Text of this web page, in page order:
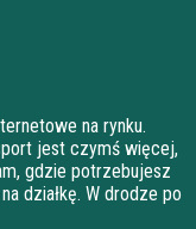
na rynku.
jest czymś więcej,
gdzie potrzebujesz
działkę. W drodze po